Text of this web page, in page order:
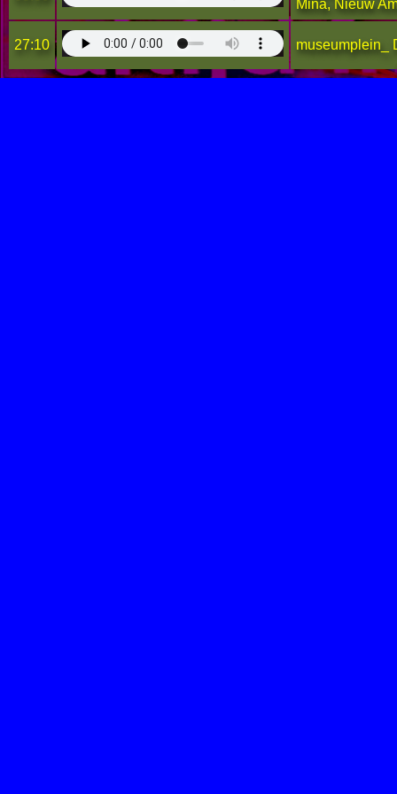
Mina, Nieuw
27:10 museumplein_